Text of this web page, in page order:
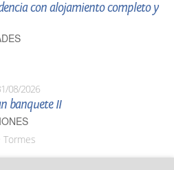
con alojamiento completo y
08/2026
banquete II
Tormes